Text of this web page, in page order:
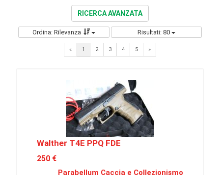
RICERCA AVANZATA
Ordina: Rilevanza Risultati: 80
« 1 2 3 4 5 »Next
Walther T4E PPQ FDE
250 €
Parabellum Caccia e Collezionismo